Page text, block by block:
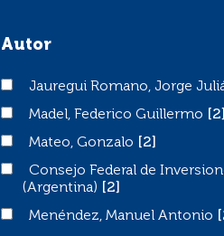
Autor
Jauregui Romano, Jorge Julián
Jauregui Romano, Jorge
Madel, Federico Guillermo
Madel, Federico Guillermo
[2]
Mateo, Gonzalo
Mateo, Gonzalo
[2]
Consejo Federal de Inversiones
Consejo Federal de
(Argentina)
[2]
Menéndez, Manuel Antonio
Menéndez, Manuel Antonio